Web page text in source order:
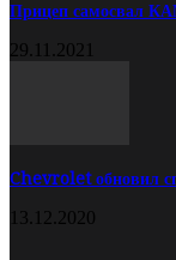
Прицеп самосвал
29.11.2021
Chevrolet обновил
13.12.2020